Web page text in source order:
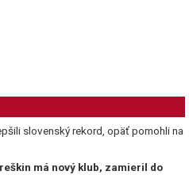
slovenský rekord, opäť pomohli na
má nový klub, zamieril do